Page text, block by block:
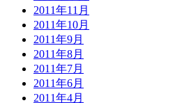
2011年11月
2011年10月
2011年9月
2011年8月
2011年7月
2011年6月
2011年4月